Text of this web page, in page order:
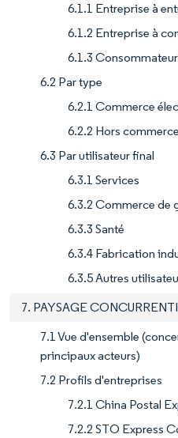
6.1.1 Entreprise à
6.1.2 Entreprise à
6.1.3
6.2 Par type
6.2.1 Commerce
6.2.2 Hors
6.3 Par utilisateur final
6.3.1 Services
6.3.2 Commerce de
6.3.3 Santé
6.3.4 Fabrication
6.3.5 Autres
7. PAYSAGE
7.1 Vue d'ensemble
principaux acteurs)
7.2 Profils d'entreprises
7.2.1 China Postal
7.2.2 STO Express